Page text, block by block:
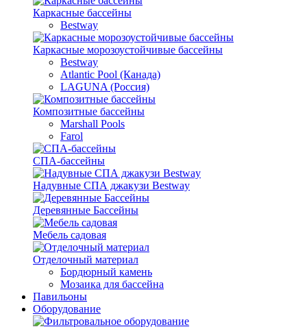
Каркасные бассейны
Bestway
Каркасные морозоустойчивые бассейны
Bestway
Atlantic Pool (Канада)
LAGUNA (Россия)
Композитные бассейны
Marshall Pools
Farol
СПА-бассейны
Надувные СПА джакузи Bestway
Деревянные Бассейны
Мебель садовая
Отделочный материал
Бордюрный камень
Мозаика для бассейна
Павильоны
Оборудование